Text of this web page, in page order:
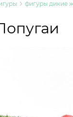
фигуры дикие